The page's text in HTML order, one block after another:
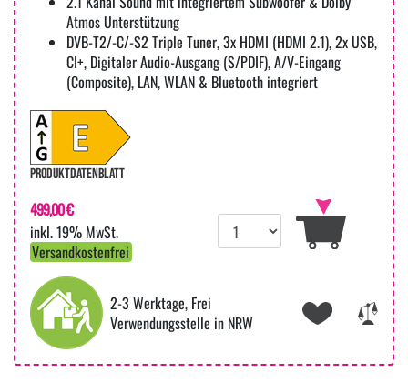
Atmos Unterstützung
DVB-T2/-C/-S2 Triple Tuner, 3x HDMI (HDMI 2.1), 2x USB,
CI+, Digitaler Audio-Ausgang (S/PDIF), A/V-Eingang
(Composite), LAN, WLAN & Bluetooth integriert
PRODUKTDATENBLATT
499,00 €
inkl. 19% MwSt.
Versandkostenfrei
2-3 Werktage, Frei
Verwendungsstelle in NRW